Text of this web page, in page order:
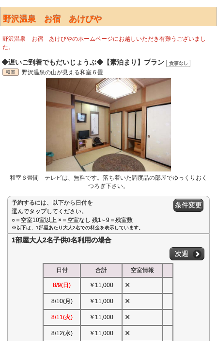
野沢温泉 お宿 あけびや
野沢温泉 お宿 あけびやのホームページにお越しいただき有難うございまし
た。
◆遅いご到着でもだいじょうぶ◆【素泊まり】プラン
野沢温泉の山が見える和室６畳
和室６畳間 テレビは、無料です。落ち着いた調度品の部屋でゆっくりおく
つろぎ下さい。
予約するには、以下から日付を
選んでタップしてください。
○＝空室10室以上 ×＝空室なし 残1∼9＝残室数
条件変更
※以下は、1部屋あたり大人2名での料金を表示しています。
1部屋大人2名子供0名利用の場合
次週
日付 合計 空室情報
8/9(日) ￥11,000 ×
8/10(月) ￥11,000 ×
8/11(火) ￥11,000 ×
8/12(水) ￥11,000 ×